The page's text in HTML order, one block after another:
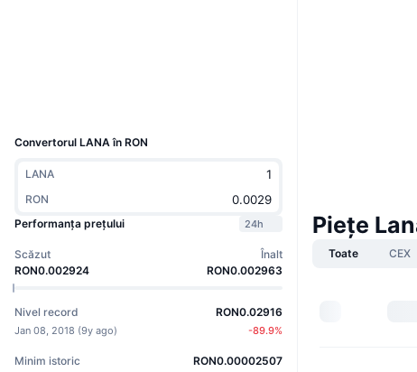
Convertorul LANA în RON
LANA
RON
Performanța prețului
24h
Scăzut
RON0.002924
Înalt
RON0.002963
Nivel record
Jan 08, 2018 (9y ago)
RON0.02916
-89.9%
Minim istoric RON0.00002507
Piețe
Toate CEX